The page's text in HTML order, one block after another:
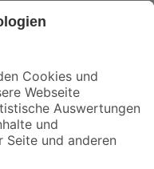
mehr verpassen!